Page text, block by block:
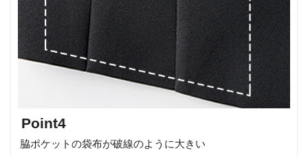
Point4
脇ポケットの袋布が破線のように大きい